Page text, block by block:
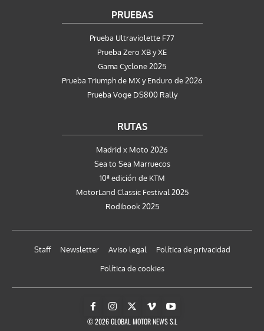
PRUEBAS
Prueba Ultraviolette F77
Prueba Zero XB y XE
Gama Cyclone 2025
Prueba Triumph de MX y Enduro de 2026
Prueba Voge DS800 Rally
RUTAS
Madrid x Moto 2026
Sea to Sea Marruecos
10ª edición de KTM
MotorLand Classic Festival 2025
Rodibook 2025
Staff Newsletter Aviso legal
Política de privacidad
Política de cookies
© 2026 GLOBAL MOTOR NEWS S.L